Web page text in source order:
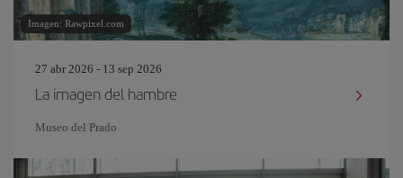
Imagen: Rawpixel.com
27 abr 2026 - 13 sep 2026
La imagen del hambre
Museo del Prado